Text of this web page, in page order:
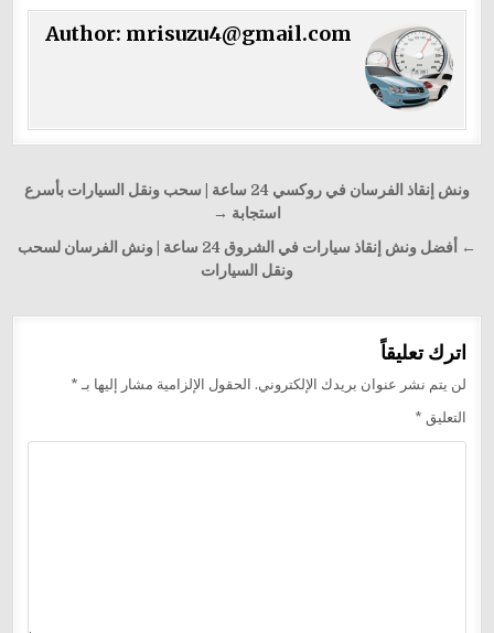
Author: mrisuzu4@gmail.com
تصفّح
ونش إنقاذ الفرسان في روكسي 24 ساعة | سحب ونقل السيارات بأسرع
استجابة →
← أفضل ونش إنقاذ سيارات في الشروق 24 ساعة | ونش الفرسان لسحب
ونقل السيارات
اترك تعليقاً
لن يتم نشر عنوان بريدك الإلكتروني. الحقول الإلزامية مشار إليها بـ *
التعليق *